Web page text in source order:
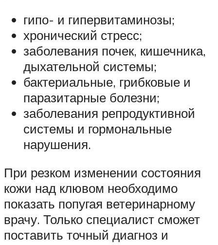
гипо- и гипервитаминозы;
хронический стресс;
заболевания почек, кишечника,
дыхательной системы;
бактериальные, грибковые и
паразитарные болезни;
заболевания репродуктивной
системы и гормональные
нарушения.
При резком изменении состояния
кожи над клювом необходимо
показать попугая ветеринарному
врачу. Только специалист сможет
поставить точный диагноз и